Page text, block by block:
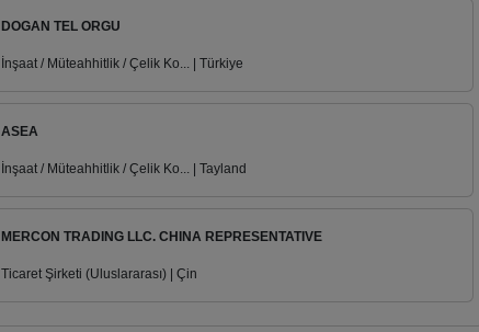
DOGAN TEL ORGU
İnşaat / Müteahhitlik / Çelik Ko... | Türkiye
ASEA
İnşaat / Müteahhitlik / Çelik Ko... | Tayland
MERCON TRADING LLC. CHINA REPRESENTATIVE
Ticaret Şirketi (Uluslararası) | Çin